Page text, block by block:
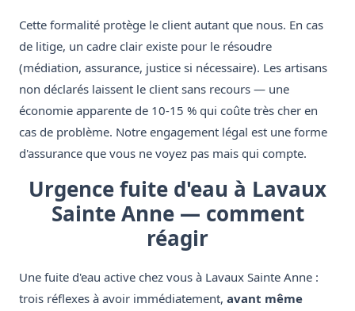
Cette formalité protège le client autant que nous. En cas
de litige, un cadre clair existe pour le résoudre
(médiation, assurance, justice si nécessaire). Les artisans
non déclarés laissent le client sans recours — une
économie apparente de 10-15 % qui coûte très cher en
cas de problème. Notre engagement légal est une forme
d'assurance que vous ne voyez pas mais qui compte.
Urgence fuite d'eau à Lavaux
Sainte Anne — comment
réagir
Une fuite d'eau active chez vous à Lavaux Sainte Anne :
trois réflexes à avoir immédiatement, avant même